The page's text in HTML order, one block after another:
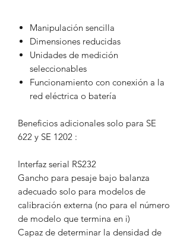
Manipulación sencilla
Dimensiones reducidas
Unidades de medición
seleccionables
Funcionamiento con conexión a la
red eléctrica o batería
Beneficios adicionales solo para SE
622 y SE 1202 :
Interfaz serial RS232
Gancho para pesaje bajo balanza
adecuado solo para modelos de
calibración externa (no para el número
de modelo que termina en i)
Capaz de determinar la densidad de